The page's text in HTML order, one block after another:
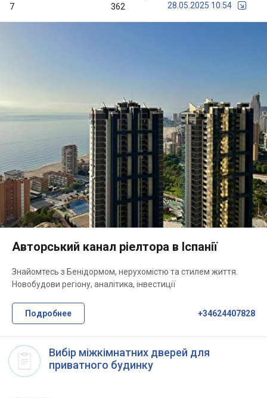
7
362
28.05.2025 10:54
Вибір міжкімнатних дверей для
приватного будинку
Авторський канал ріелтора в Іспанії
Знайомтесь з Бенідормом, нерухомістю та стилем життя.
Новобудови регіону, аналітика, інвестиції
Подробнее +34624407828